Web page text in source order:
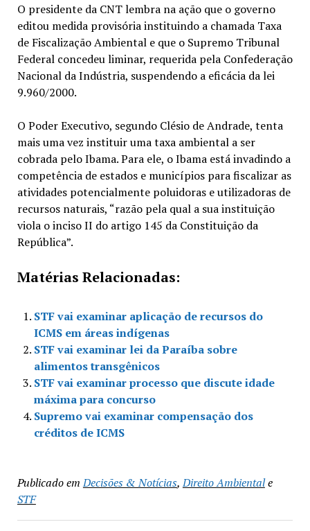
O presidente da CNT lembra na ação que o governo
editou medida provisória instituindo a chamada Taxa
de Fiscalização Ambiental e que o Supremo Tribunal
Federal concedeu liminar, requerida pela Confederação
Nacional da Indústria, suspendendo a eficácia da lei
9.960/2000.
O Poder Executivo, segundo Clésio de Andrade, tenta
mais uma vez instituir uma taxa ambiental a ser
cobrada pelo Ibama. Para ele, o Ibama está invadindo a
competência de estados e municípios para fiscalizar as
atividades potencialmente poluidoras e utilizadoras de
recursos naturais, “razão pela qual a sua instituição
viola o inciso II do artigo 145 da Constituição da
República”.
Matérias Relacionadas:
STF vai examinar aplicação de recursos do
ICMS em áreas indígenas
STF vai examinar lei da Paraíba sobre
alimentos transgênicos
STF vai examinar processo que discute idade
máxima para concurso
Supremo vai examinar compensação dos
créditos de ICMS
Publicado em Decisões & Notícias,Direito Ambientale
STF